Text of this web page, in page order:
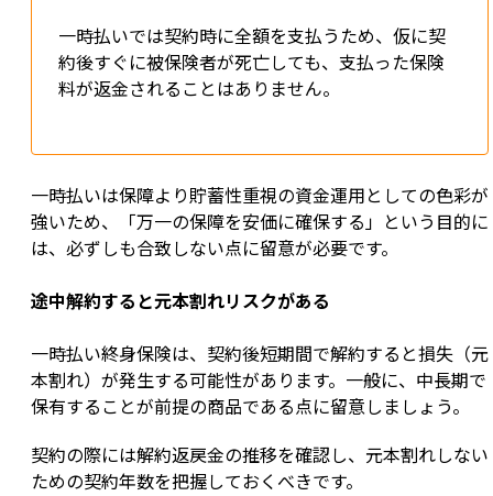
一時払いでは契約時に全額を支払うため、仮に契
約後すぐに被保険者が死亡しても、支払った保険
料が返金されることはありません。
一時払いは保障より貯蓄性重視の資金運用としての色彩が
強いため、「万一の保障を安価に確保する」という目的に
は、必ずしも合致しない点に留意が必要です。
途中解約すると元本割れリスクがある
一時払い終身保険は、契約後短期間で解約すると損失（元
本割れ）が発生する可能性があります。一般に、中長期で
保有することが前提の商品である点に留意しましょう。
契約の際には解約返戻金の推移を確認し、元本割れしない
ための契約年数を把握しておくべきです。